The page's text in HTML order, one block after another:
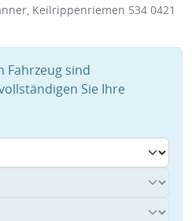
Keilrippenriemen 534 0421
Fahrzeug sind
Sie Ihre